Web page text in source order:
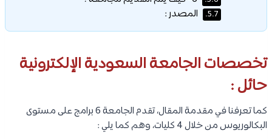
5.7. المصدر :
تخصصات الجامعة السعودية الإلكترونية
حائل :
كما تعرفنا في مقدمة المقال، تقدم الجامعة 6 برامج على مستوى
البكالوريوس من خلال 4 كليات، وهم كما يلي :